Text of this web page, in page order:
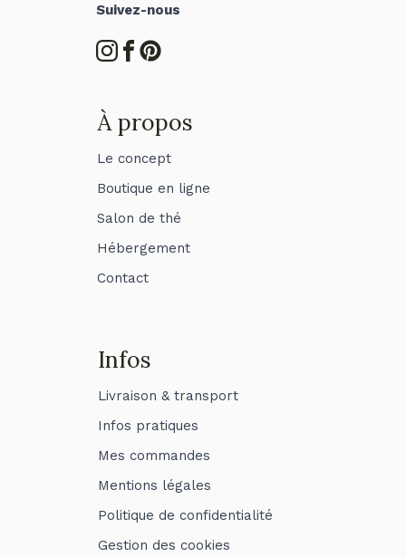
Suivez-nous
À propos
Le concept
Boutique en ligne
Salon de thé
Hébergement
Contact
Infos
Livraison & transport
Infos pratiques
Mes commandes
Mentions légales
Politique de confidentialité
Gestion des cookies